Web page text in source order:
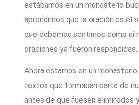
estábamos en un monasterio
aprendimos que la oración es el
que debemos sentirnos como si
oraciones ya fueron respondidas.
Ahora estamos en un
textos que formaban parte de
antes de que fuesen eliminados